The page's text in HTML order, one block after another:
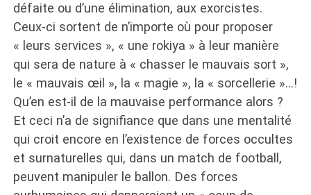
défaite ou d’une élimination, aux exorcistes.
Ceux-ci sortent de n’importe où pour proposer
« leurs services », « une rokiya » à leur manière
qui sera de nature à « chasser le mauvais sort »,
le « mauvais œil », la « magie », la « sorcellerie »…!
Qu’en est-il de la mauvaise performance alors ?
Et ceci n’a de signifiance que dans une mentalité
qui croit encore en l’existence de forces occultes
et surnaturelles qui, dans un match de football,
peuvent manipuler le ballon. Des forces